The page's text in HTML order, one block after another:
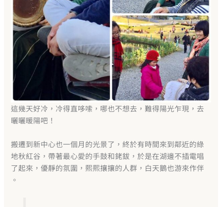
這幾天好冷，冷得直哆嗦，哪也不想去，難得陽光乍現，去
曬曬暖陽吧！
搬遷到新中心也一個月的光景了，終於有時間來到鄰近的綠
地秋紅谷，帶著最心愛的手鼓和銠鈸，於是在湖邊不插電唱
了起來，優靜的氛圍，熙熙攘攘的人群，白天鵝也游來作伴
。